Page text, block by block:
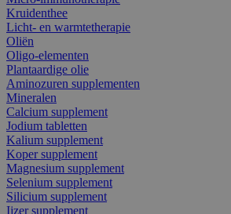
Kruidenthee
Licht- en warmtetherapie
Oliën
Oligo-elementen
Plantaardige olie
Aminozuren supplementen
Mineralen
Calcium supplement
Jodium tabletten
Kalium supplement
Koper supplement
Magnesium supplement
Selenium supplement
Silicium supplement
Ijzer supplement